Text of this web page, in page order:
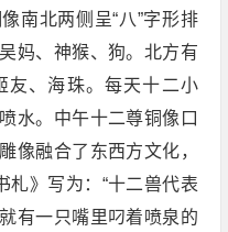
南北两侧呈“八”字形排
妈、神猴、狗。北方有
友、海珠。每天十二小
水。中午十二尊铜像口
像融合了东西方文化，
札》写为：“十二兽代表
有一只嘴里叼着喷泉的